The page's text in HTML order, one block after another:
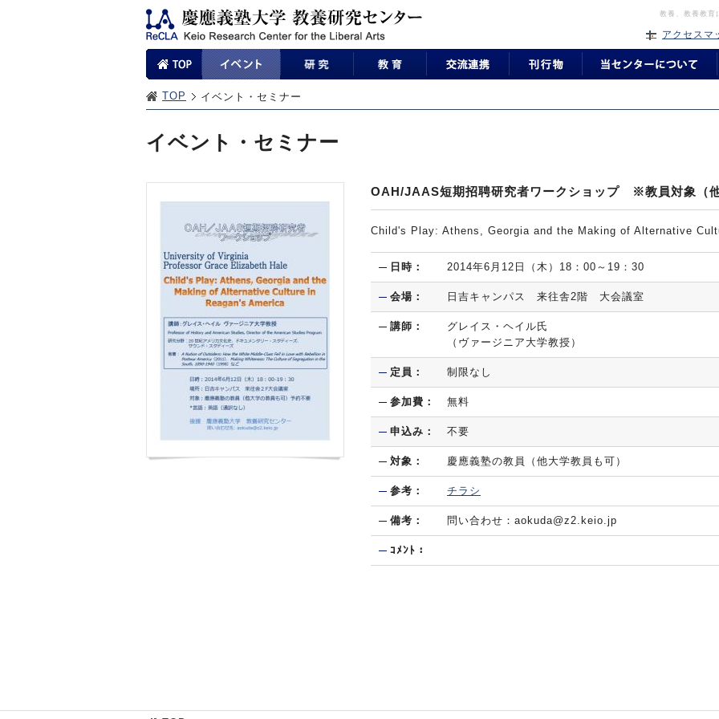
教養、教養教育
アクセスマ
TOP イベント・セミナー
イベント・セミナー
OAH/JAAS短期招聘研究者ワークショップ ※教員対象（他
Child's Play: Athens, Georgia and the Making of Alternative
日時： 2014年6月12日（木）18：00～19：30
会場： 日吉キャンパス 来往舎2階 大会議室
講師：
グレイス・ヘイル氏
（ヴァージニア大学教授）
定員： 制限なし
参加費： 無料
申込み： 不要
対象： 慶應義塾の教員（他大学教員も可）
参考： チラシ
備考： 問い合わせ：aokuda@z2.keio.jp
ｺﾒﾝﾄ：